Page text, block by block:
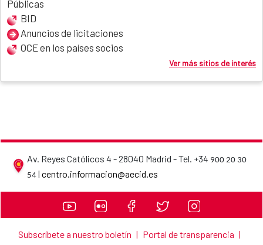
Públicas
BID
Anuncios de licitaciones
OCE en los países socios
Ver más sitios de interés
Av. Reyes Católicos 4 - 28040 Madrid - Tel. +34 900 20 30
54 | centro.informacion@aecid.esAECID contact details
Subscríbete a nuestro boletín | Portal de transparencia |